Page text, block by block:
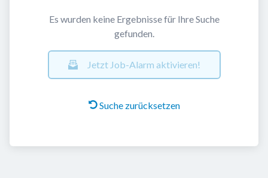
Es wurden keine Ergebnisse für Ihre Suche
gefunden.
Jetzt Job-Alarm aktivieren!
Suche zurücksetzen